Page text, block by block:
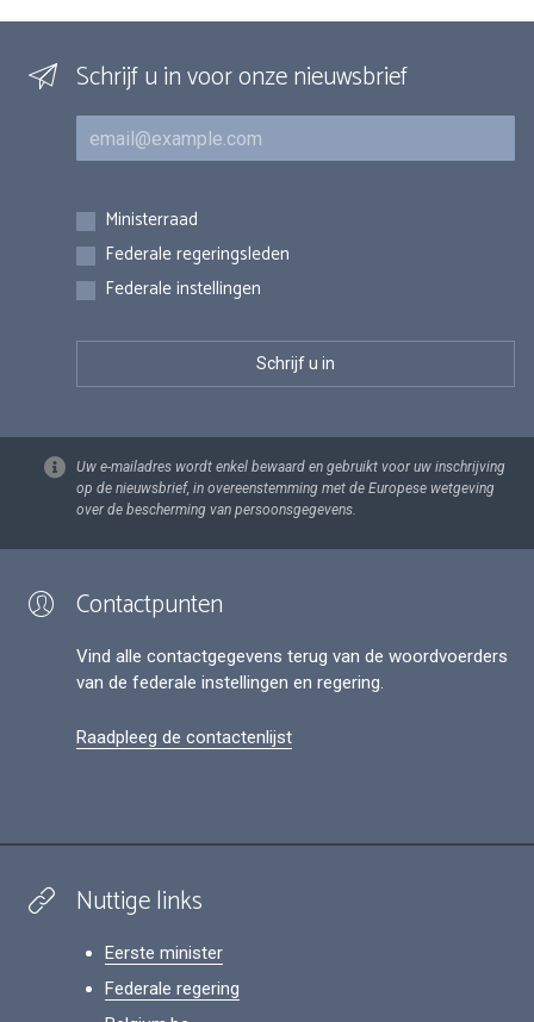
Schrijf u in voor onze nieuwsbrief
E-mail
Inschrijvingen
Ministerraad
Federale regeringsleden
Federale instellingen
Uw e-mailadres wordt enkel bewaard en gebruikt voor uw inschrijving
op de nieuwsbrief, in overeenstemming met de Europese wetgeving
over de bescherming van persoonsgegevens.
Contactpunten
Vind alle contactgegevens terug van de woordvoerders
van de federale instellingen en regering.
Raadpleeg de contactenlijst
Nuttige links
Eerste minister
Federale regering